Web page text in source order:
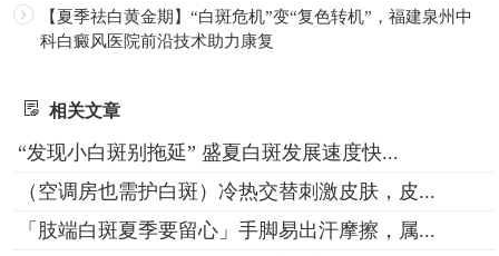
【夏季祛白黄金期】“白斑危机”变“复色转机”，福建泉州中
科白癜风医院前沿技术助力康复
相关文章
“发现小白斑别拖延” 盛夏白斑发展速度快...
（空调房也需护白斑）冷热交替刺激皮肤，皮...
「肢端白斑夏季要留心」手脚易出汗摩擦，属...